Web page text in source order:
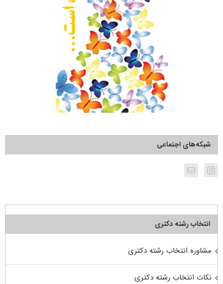
شبکه‌های اجتماعی
انتخاب رشته دکتری
مشاوره انتخاب رشته دکتری
نکات انتخاب رشته دکتری